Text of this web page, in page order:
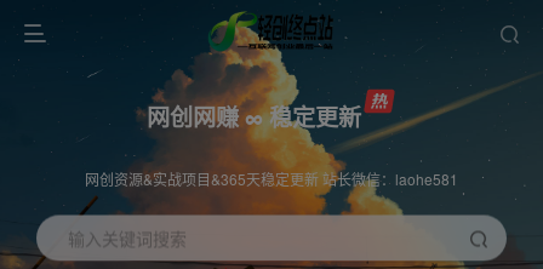
网创网赚 ∞ 稳定更新
网创资源&实战项目&365天稳定更新 站长微信：laohe581
输入关键词搜索